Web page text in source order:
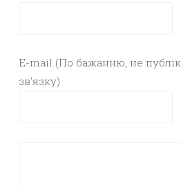
E-mail (По бажанню, не
зв'язку)